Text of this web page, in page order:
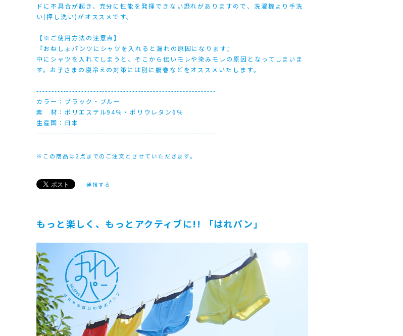
ドに不具合が起き、充分に性能を発揮できない恐れがありますので、洗濯機より手洗
い(押し洗い)がオススメです。
【※ご使用方法の注意点】
『おねしょパンツにシャツを入れると漏れの原因になります』
中にシャツを入れてしまうと、そこから伝いモレや染みモレの原因となってしまいま
す。お子さまの寝冷えの対策には別に腹巻などをオススメいたします。
------------------------------------------------------------
カラー：ブラック・ブルー
素 材：ポリエステル94％・ポリウレタン6％
生産国：日本
------------------------------------------------------------
※この商品は2点までのご注文とさせていただきます。
通報する
もっと楽しく、もっとアクティブに!! 「はれパン」